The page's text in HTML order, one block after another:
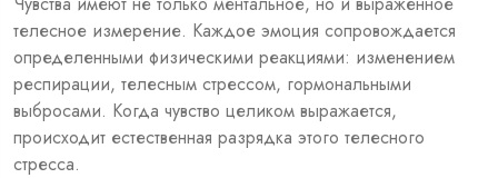
телесное измерение. Каждое эмоция сопровождается
определенными физическими реакциями: изменением
респирации, телесным стрессом, гормональными
выбросами. Когда чувство целиком выражается,
происходит естественная разрядка этого телесного
стресса.